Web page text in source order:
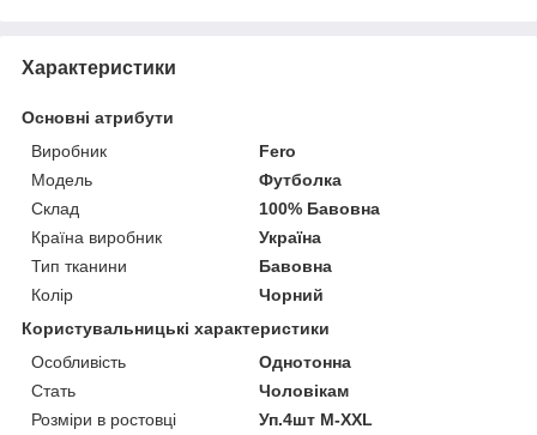
Характеристики
Основні атрибути
Виробник
Fero
Модель
Футболка
Склад
100% Бавовна
Країна виробник
Україна
Тип тканини
Бавовна
Колір
Чорний
Користувальницькі характеристики
Особливість
Однотонна
Стать
Чоловікам
Розміри в ростовці
Уп.4шт M-XXL